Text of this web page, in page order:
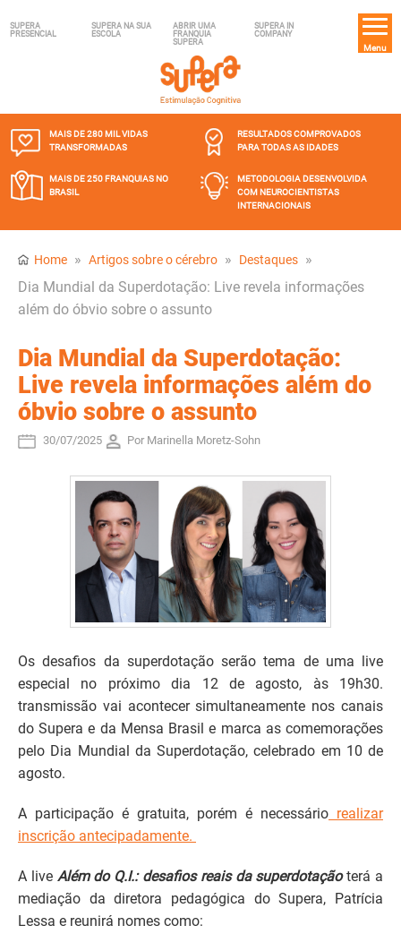
SUPERA
PRESENCIAL
SUPERA NA SUA
ESCOLA
ABRIR UMA
FRANQUIA
SUPERA
SUPERA IN
COMPANY
Menu
MAIS DE 280 MILVIDAS
TRANSFORMADAS
RESULTADOS COMPROVADOS
PARA TODAS AS IDADES
MAIS DE 250 FRANQUIASNO
BRASIL
METODOLOGIA DESENVOLVIDA
COM NEUROCIENTISTAS
INTERNACIONAIS
Home » Artigos sobre o cérebro » Destaques »
Dia Mundial da Superdotação: Live revela informações
além do óbvio sobre o assunto
Dia Mundial da Superdotação:
Live revela informações além do
óbvio sobre o assunto
30/07/2025 Por Marinella Moretz-Sohn
Os desafios da superdotação serão tema de uma live
especial no próximo dia 12 de agosto, às 19h30.
transmissão vai acontecer simultaneamente nos canais
do Supera e da Mensa Brasil e marca as comemorações
pelo Dia Mundial da Superdotação, celebrado em 10 de
agosto.
A participação é gratuita, porém é necessário realizar
inscrição antecipadamente.
A live Além do Q.I.: desafios reais da superdotaçãoterá a
mediação da diretora pedagógica do Supera, Patrícia
Lessa e reunirá nomes como: